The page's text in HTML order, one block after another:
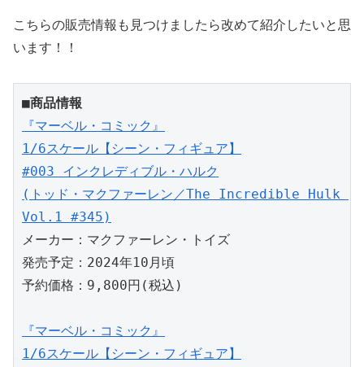
こちらの販売情報も見つけましたら改めて紹介したいと思
います！！
■商品情報
『マーベル・コミック』
1/6スケール【シーン・フィギュア】
#003 インクレディブル・ハルク
(トッド・マクファーレン／The Incredible Hulk
Vol.1 #345)
メーカー：マクファーレン・トイズ
発売予定：2024年10月頃
予約価格：9,800円(税込)
『マーベル・コミック』
1/6スケール【シーン・フィギュア】